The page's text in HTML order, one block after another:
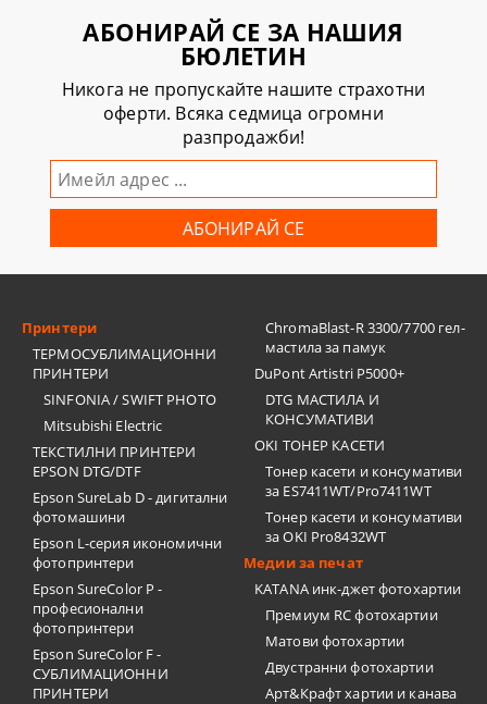
АБОНИРАЙ СЕ ЗА НАШИЯ
БЮЛЕТИН
Никога не пропускайте нашите страхотни
оферти. Всяка седмица огромни
разпродажби!
Принтери
ТЕРМОСУБЛИМАЦИОННИ
ПРИНТЕРИ
SINFONIA / SWIFT PHOTO
Mitsubishi Electric
ТЕКСТИЛНИ ПРИНТЕРИ
EPSON DTG/DTF
Epson SureLab D - дигитални
фотомашини
Epson L-серия икономични
фотопринтери
Epson SureColor P -
професионални
фотопринтери
Epson SureColor F -
СУБЛИМАЦИОННИ
ПРИНТЕРИ
ChromaBlast-R 3300/7700 гел-
мастила за памук
DuPont Artistri P5000+
DTG МАСТИЛА И
КОНСУМАТИВИ
OKI ТОНЕР КАСЕТИ
Тонер касети и консумативи
за ES7411WT/Pro7411WT
Тонер касети и консумативи
за OKI Pro8432WT
Медии за печат
KATANA инк-джет фотохартии
Премиум RC фотохартии
Матови фотохартии
Двустранни фотохартии
Арт&Крафт хартии и канава